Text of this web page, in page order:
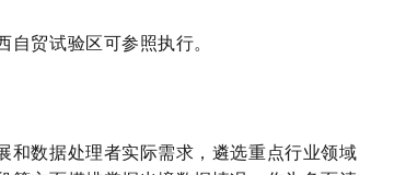
贸试验区可参照执行。
和数据处理者实际需求，遴选重点行业领域